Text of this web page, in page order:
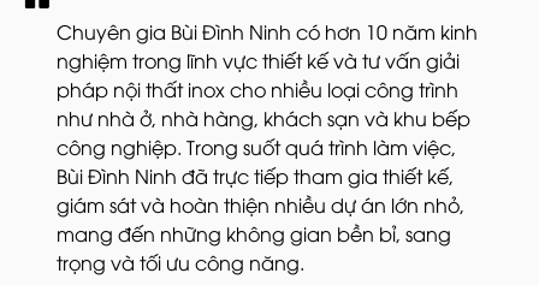
Chuyên gia Bùi Đình Ninh có hơn 10 năm kinh
nghiệm trong lĩnh vực thiết kế và tư vấn giải
pháp nội thất inox cho nhiều loại công trình
như nhà ở, nhà hàng, khách sạn và khu bếp
công nghiệp. Trong suốt quá trình làm việc,
Bùi Đình Ninh đã trực tiếp tham gia thiết kế,
giám sát và hoàn thiện nhiều dự án lớn nhỏ,
mang đến những không gian bền bỉ, sang
trọng và tối ưu công năng.